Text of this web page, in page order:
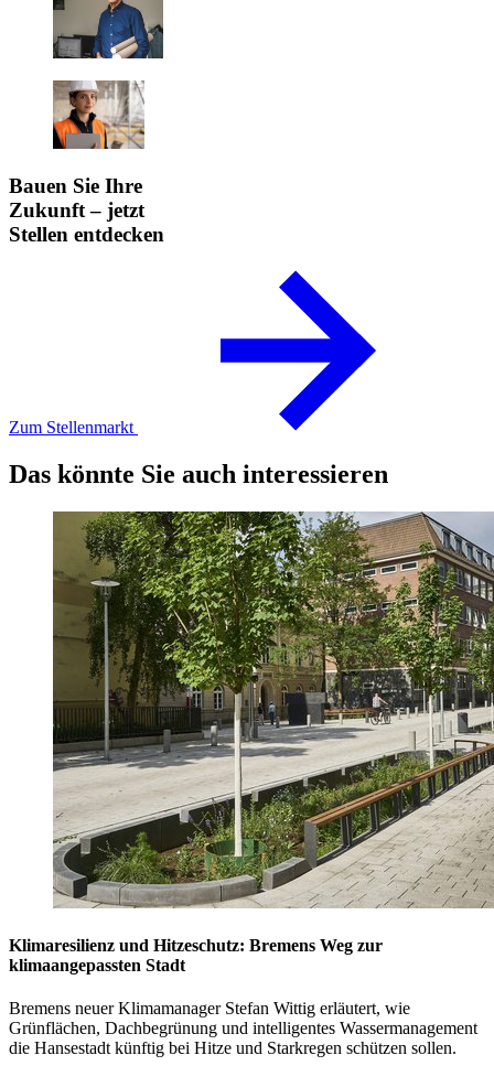
Bauen Sie Ihre
Zukunft – jetzt
Stellen entdecken
Zum Stellenmarkt
Das könnte Sie auch interessieren
Klimaresilienz und Hitzeschutz: Bremens Weg zur
klimaangepassten Stadt
Bremens neuer Klimamanager Stefan Wittig erläutert, wie
Grünflächen, Dachbegrünung und intelligentes Wassermanagement
die Hansestadt künftig bei Hitze und Starkregen schützen sollen.